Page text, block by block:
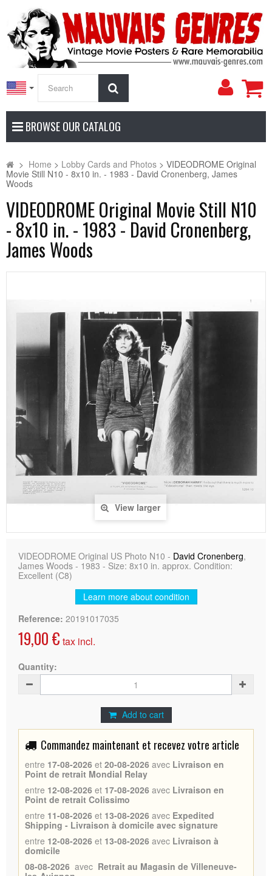
My
BROWSE OUR CATALOG
> Home > Lobby Cards and Photos > VIDEODROME Original
Movie Still N10 - 8x10 in. - 1983 - David Cronenberg, James
Woods
VIDEODROME Original Movie Still N10
- 8x10 in. - 1983 - David Cronenberg,
James Woods
View larger
VIDEODROME Original US Photo N10 - David Cronenberg,
James Woods - 1983 - Size: 8x10 in. approx. Condition:
Excellent (C8)
Learn more about condition
Reference: 20191017035
19,00 € tax incl.
Quantity:
Add to cart
Commandez maintenant et recevez votre article
entre 17-08-2026 et 20-08-2026 avec Livraison en
Point de retrait Mondial Relay
entre 12-08-2026 et 17-08-2026 avec Livraison en
Point de retrait Colissimo
entre 11-08-2026 et 13-08-2026 avec Expedited
Shipping - Livraison à domicile avec signature
entre 12-08-2026 et 13-08-2026 avec Livraison à
domicile
08-08-2026 avec Retrait au Magasin de Villeneuve-